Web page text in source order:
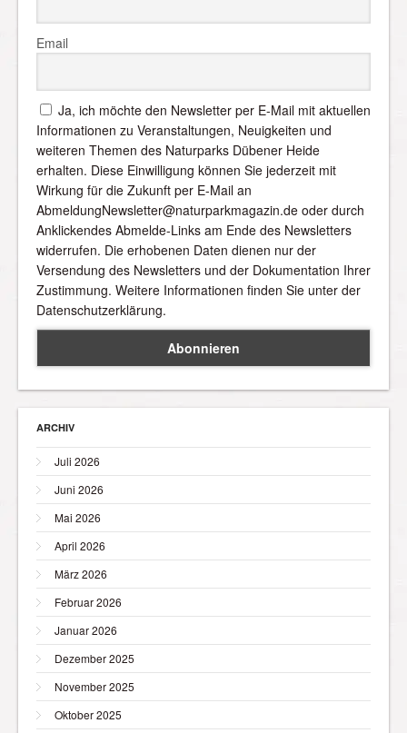
Email
Ja, ich möchte den Newsletter per E-Mail mit aktuellen
Informationen zu Veranstaltungen, Neuigkeiten und
weiteren Themen des Naturparks Dübener Heide
erhalten. Diese Einwilligung können Sie jederzeit mit
Wirkung für die Zukunft per E-Mail an
AbmeldungNewsletter@naturparkmagazin.de oder durch
Anklickendes Abmelde-Links am Ende des Newsletters
widerrufen. Die erhobenen Daten dienen nur der
Versendung des Newsletters und der Dokumentation Ihrer
Zustimmung. Weitere Informationen finden Sie unter der
Datenschutzerklärung.
ARCHIV
Juli 2026
Juni 2026
Mai 2026
April 2026
März 2026
Februar 2026
Januar 2026
Dezember 2025
November 2025
Oktober 2025